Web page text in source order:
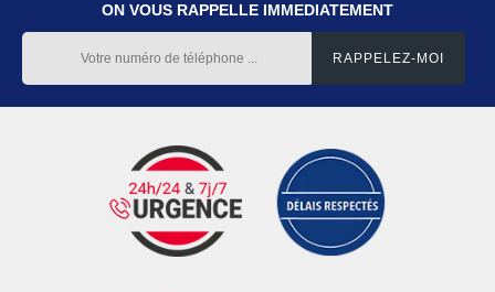
ON VOUS RAPPELLE IMMEDIATEMENT